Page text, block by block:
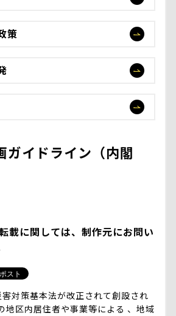
策
ガイドライン（内閣
載に関しては、制作元にお問い
対策基本法が改正されて創設され
地区内居住者や事業等による 、地域